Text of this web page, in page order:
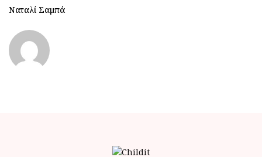
Ναταλί Σαμπά